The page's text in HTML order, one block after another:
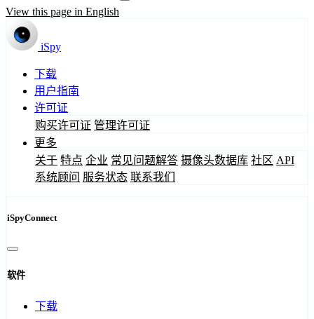
View this page in English
iSpy
下载
用户指南
许可证
购买许可证 管理许可证
更多
关于 特点 企业 常见问题解答 摄像头数据库 社区 API
系统顾问 服务状态 联系我们
iSpyConnect
软件
下载